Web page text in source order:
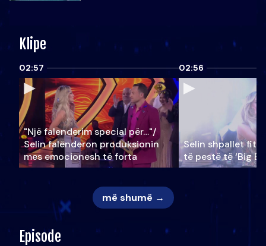
Klipe
02:57
"Një falenderim special për…"/
Selin falënderon produksionin
mes emocionesh të forta
02:56
Selin shpallet
të pestë të ‘Big
më shumë →
Episode